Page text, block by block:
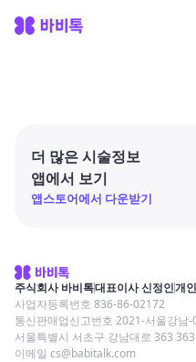
더 많은 시술정보
앱에서 보기
앱스토어에서 다운받기
주식회사 바비톡대표이사 신정인개
사업자등록번호 836-86-02172
통신판매업신고번호 2021-서울강남
서울특별시 서초구 강남대로 363
이메일 cs@babitalk.com